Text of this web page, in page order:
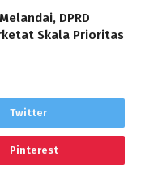
DPRD
Skala Prioritas
Twitter
Pinterest